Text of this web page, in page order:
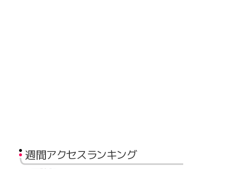
週間アクセスランキング